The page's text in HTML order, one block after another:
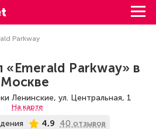
Parkway
«Emerald Parkway» в
Москве
Ленинские, ул. Центральная, 1
На карте
4,9 40 отзывов